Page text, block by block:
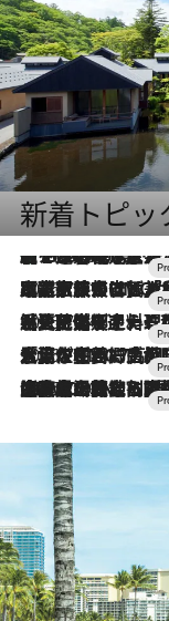
新着トピ
2026.8.7
【トンボの足水浴】ヒノキの香りに包まれて涼感マックス！約13℃の湧水かけ流しを避暑地「星野温泉 トンボの湯」で体験
2026.7.31
【ホテル帰省】という選択肢をOMOが提案。家族とほどよい距離を保つには「昼は実家、夜は気兼ねなくホテルで！」
2026.7.24
【夏限定ディナーコース】旬を迎える稚鮎や花ズッキーニなどをイタリア・トスカーナの郷土料理の手法で満喫！
2026.7.17
「土佐和ハーブかき氷」がOMO7高知に登場！生姜、山椒、大葉など目にも舌にも涼を呼
2026.7.10
NEW OPEN！【界 草津】名湯の地に誕生。趣の異なる2種の温泉と上州ならではの会席・蕎麦割烹など美食を味わう究極の癒やし旅